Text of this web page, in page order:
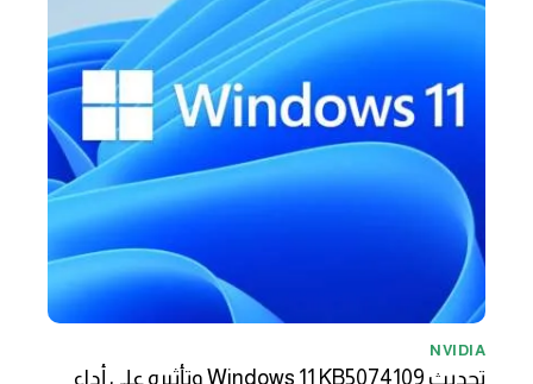
NVIDIA
تحديث Windows 11 KB5074109 وتأثيره على أداء